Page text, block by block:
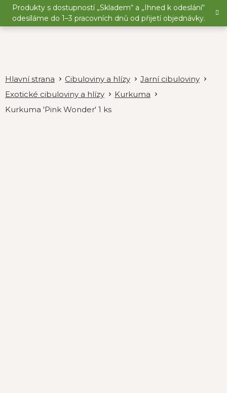
Přejít
obsah
Produkty s dostupností „Skladem“ a „Ihned k odeslání“
odesíláme do 1–3 pracovních dnů od přijetí objednávky.
Cibuloviny a hlízy
Jarní cibuloviny
Exotické cibuloviny a hlízy
Kurkuma
Kurkuma 'Pink Wonder' 1 ks